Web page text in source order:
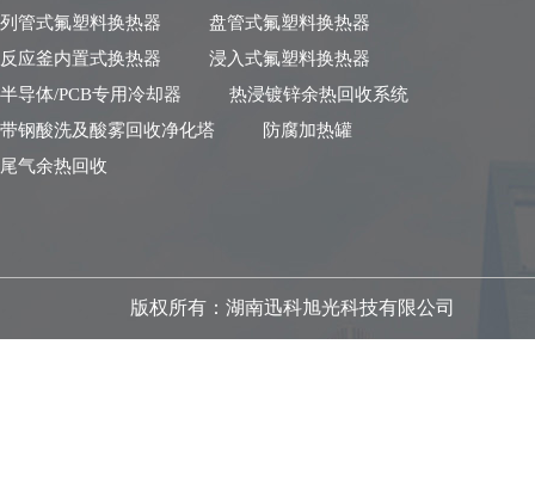
列管式氟塑料换热器
盘管式氟塑料换热器
反应釜内置式换热器
浸入式氟塑料换热器
半导体/PCB专用冷却器
热浸镀锌余热回收系统
带钢酸洗及酸雾回收净化塔
防腐加热罐
尾气余热回收
版权所有：湖南迅科旭光科技有限公司